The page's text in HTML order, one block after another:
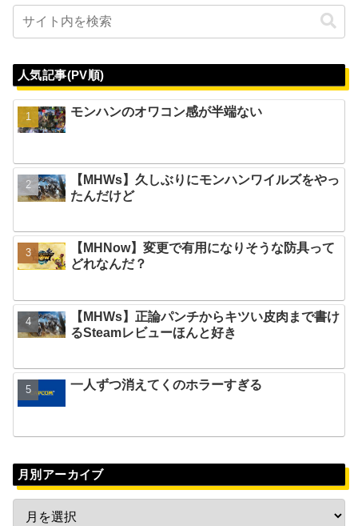
人気記事(PV順)
モンハンのオワコン感が半端ない
【MHWs】久しぶりにモンハンワイルズをやっ
たんだけど
【MHNow】変更で有用になりそうな防具って
どれなんだ？
【MHWs】正論パンチからキツい皮肉まで書け
るSteamレビューほんと好き
一人ずつ消えてくのホラーすぎる
月別アーカイブ